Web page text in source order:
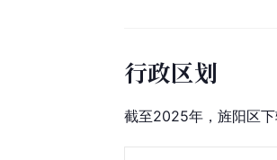
行政区划
截至2025年，旌阳区